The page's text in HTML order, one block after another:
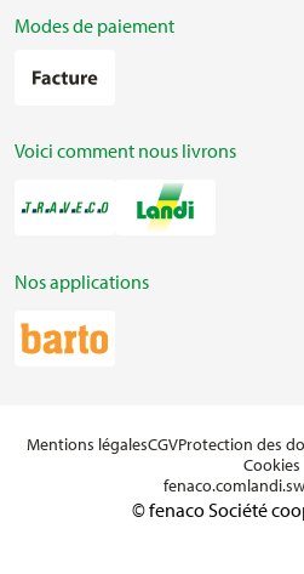
Modes de paiement
Voici comment nous livrons
Nos applications
© fenaco Société
Mentions légalesCGVProtection des
Cookies
fenaco.com